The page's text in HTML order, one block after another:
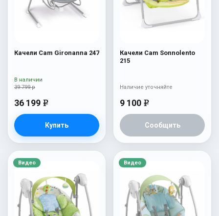
Качели Cam Gironanna 247
39 799 р
36 199 e
Купить
В наличии
Качели Cam Sonnolento
215
9 100 e
Сообщить
Наличие уточняйте
Видео Видео